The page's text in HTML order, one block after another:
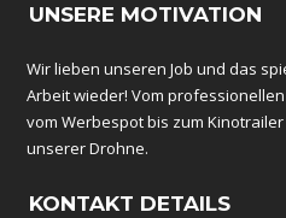
UNSERE MOTIVATION
Wir lieben unseren Job und das
Arbeit wieder! Vom
vom Werbespot bis zum
unserer Drohne.
KONTAKT DETAILS